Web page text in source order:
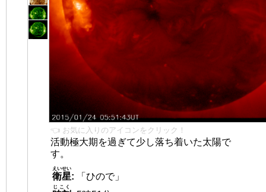
👈 お気に入りのアイコンをクリック！
活動極大期を過ぎて少し落ち着いた太陽で
す。
衛星
えいせい
:
「ひので」
じこく